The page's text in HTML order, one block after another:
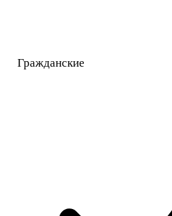
Гражданские